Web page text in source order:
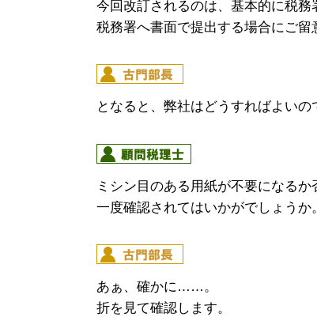
今回改訂されるのは、基本的に税務
税務署へ書面で提出する場合にご留
となると、弊社はどうすればよいの
ミシン目のある用紙が不要になる
一度確認されてはいかがでしょうか。
あぁ、確かに……。
折を見て確認します。